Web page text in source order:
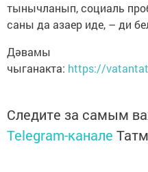
тынычланып, социаль
саны да азаер иде, – ди
Дәвамы
чыганакта: https://
Следите за самым
Telegram-канале